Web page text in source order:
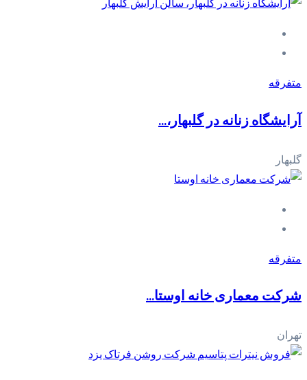
متفرقه
آرایشگاه زنانه در گلبهار،...
گلبهار
متفرقه
شرکت معماری خانه اوستا...
تهران